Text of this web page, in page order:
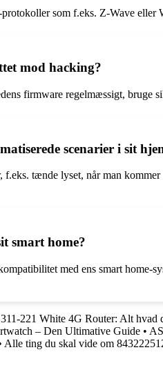
som f.eks. Z-Wave
mod hacking?
firmware regelmæssigt,
scenarier i sit
f.eks. tænde lyset, når man
smart home?
med ens smart
221 White 4G Router: Alt hvad
– Den Ultimative Guide •
Alle ting du skal vide om